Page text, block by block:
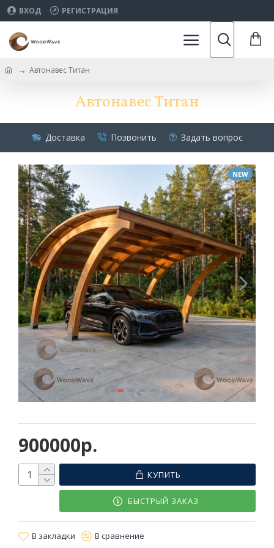
ВХОД РЕГИСТРАЦИЯ
Автонавес Титан
Автонавес Титан
Доставка Позвонить Задать вопрос
NEW
900000р.
КУПИТЬ
БЫСТРЫЙ ЗАКАЗ
В закладки В сравнение